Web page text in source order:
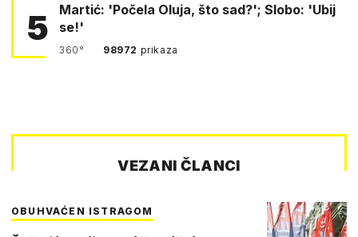
5
Martić: 'Počela Oluja, što sad?'; Slobo: 'Ubij
se!'
360° 98972 prikaza
VEZANI ČLANCI
OBUHVAĆEN ISTRAGOM